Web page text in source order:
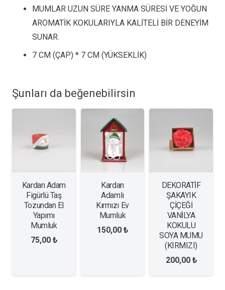
MUMLAR UZUN SÜRE YANMA SÜRESİ VE YOĞUN
AROMATİK KOKULARIYLA KALİTELİ BİR DENEYİM
SUNAR.
7 CM (ÇAP) * 7 CM (YÜKSEKLİK)
Şunları da beğenebilirsin
Kardan Adam
Figürlü Taş
Tozundan El
Yapımı
Mumluk
75,00 ₺
Kardan
Adamlı
Kırmızı Ev
Mumluk
150,00 ₺
DEKORATİF
ŞAKAYIK
ÇİÇEĞİ
VANİLYA
KOKULU
SOYA MUMU
(KIRMIZI)
200,00 ₺